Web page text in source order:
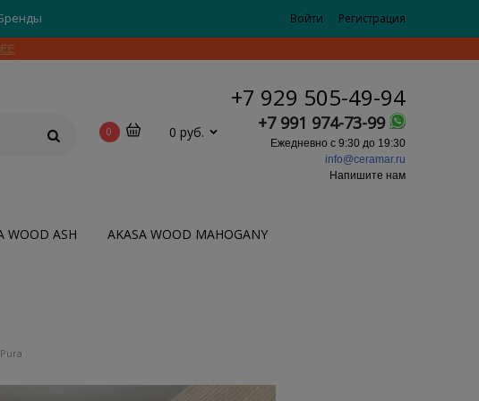
Войти Регистрация
0 0 руб.
+7 929 505-49-94
+7 991 974-73-99
Ежедневно с 9:30 до 19:30
info@ceramar.ru
Напишите нам
WOOD ASH AKASA WOOD MAHOGANY
Pura